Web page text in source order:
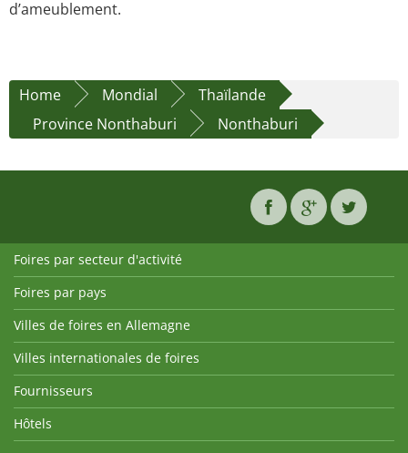
d’ameublement.
Home Mondial
Thaïlande
Province Nonthaburi
Nonthaburi
Foires par secteur d'activité
Foires par pays
Villes de foires en Allemagne
Villes internationales de foires
Fournisseurs
Hôtels